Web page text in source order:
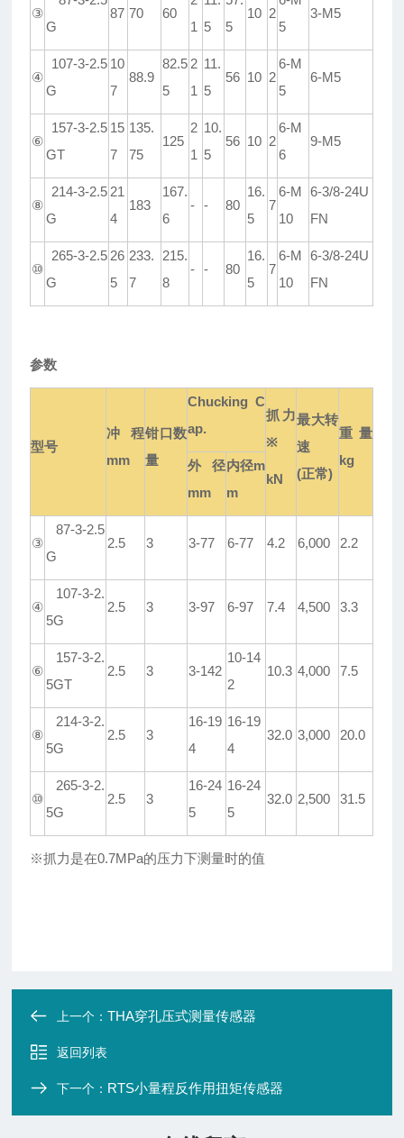
③
G
87 70 60
1 5
5
10 2
5
3-M5
④
107-3-2.5
G
10
7
88.9
82.5
5
2
1
11.
5
56 10 2
6-M
5
6-M5
⑥
157-3-2.5
GT
15
7
135.
75
125
2
1
10.
5
56 10 2
6-M
6
9-M5
⑧
214-3-2.5
G
21
4
183
167.
6
- - 80
16.
5
7
6-M
10
6-3/8-24U
FN
⑩
265-3-2.5
G
26
5
233.
7
215.
8
- - 80
16.
5
7
6-M
10
6-3/8-24U
FN
参数
型号
冲程
mm
钳口数
量
Chucking C
ap.
抓力
※
kN
最大转
速
(正常)
重量
kg
外径
mm
内径m
m
③
87-3-2.5
G
2.5 3 3-77 6-77 4.2 6,000 2.2
④
107-3-2.
5G
2.5 3 3-97 6-97 7.4 4,500 3.3
⑥
157-3-2.
5GT
2.5 3 3-142
10-14
2
10.3 4,000 7.5
⑧
214-3-2.
5G
2.5 3
16-19
4
16-19
4
32.0 3,000 20.0
⑩
265-3-2.
5G
2.5 3
16-24
5
16-24
5
32.0 2,500 31.5
※抓力是在0.7MPa的压力下测量时的值
上一个：THA穿孔压式测量传感器
返回列表
下一个： RTS小量程反作用扭矩传感器